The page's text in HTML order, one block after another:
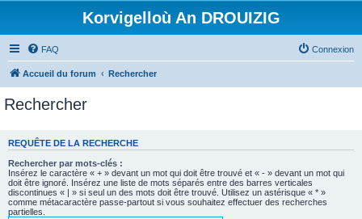
Korvigelloù An DROUIZIG
FAQ Connexion
Accueil du forum Rechercher
Rechercher
REQUÊTE DE LA RECHERCHE
Rechercher par mots-clés :
Insérez le caractère « + » devant un mot qui doit être trouvé et « - » devant un mot qui
doit être ignoré. Insérez une liste de mots séparés entre des barres verticales
discontinues « | » si seul un des mots doit être trouvé. Utilisez un astérisque « * »
comme métacaractère passe-partout si vous souhaitez effectuer des recherches
partielles.